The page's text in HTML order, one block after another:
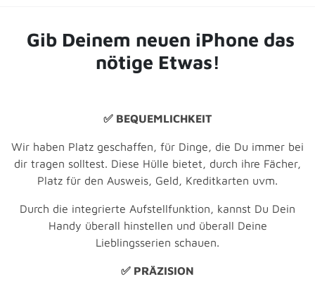
Gib Deinem neuen iPhone das
nötige Etwas!
✅ BEQUEMLICHKEIT
Wir haben Platz geschaffen, für Dinge, die Du immer bei
dir tragen solltest. Diese Hülle bietet, durch ihre Fächer,
Platz für den Ausweis, Geld, Kreditkarten uvm.
Durch die integrierte Aufstellfunktion, kannst Du Dein
Handy überall hinstellen und überall Deine
Lieblingsserien schauen.
✅ PRÄZISION